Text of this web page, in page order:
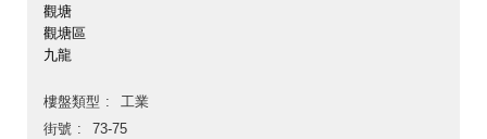
觀塘
觀塘區
九龍
樓盤類型
工業
街號
73-75